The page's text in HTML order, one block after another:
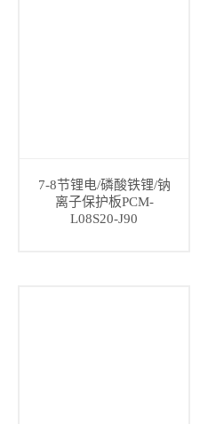
7-8节锂电/磷酸铁锂/钠
离子保护板PCM-
L08S20-J90